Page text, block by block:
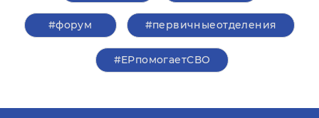
#форум #первичныеотделения
#ЕРпомогаетСВО